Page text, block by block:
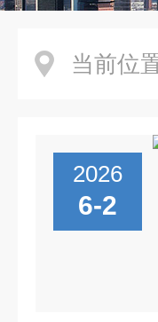
当前位
2026
6-2